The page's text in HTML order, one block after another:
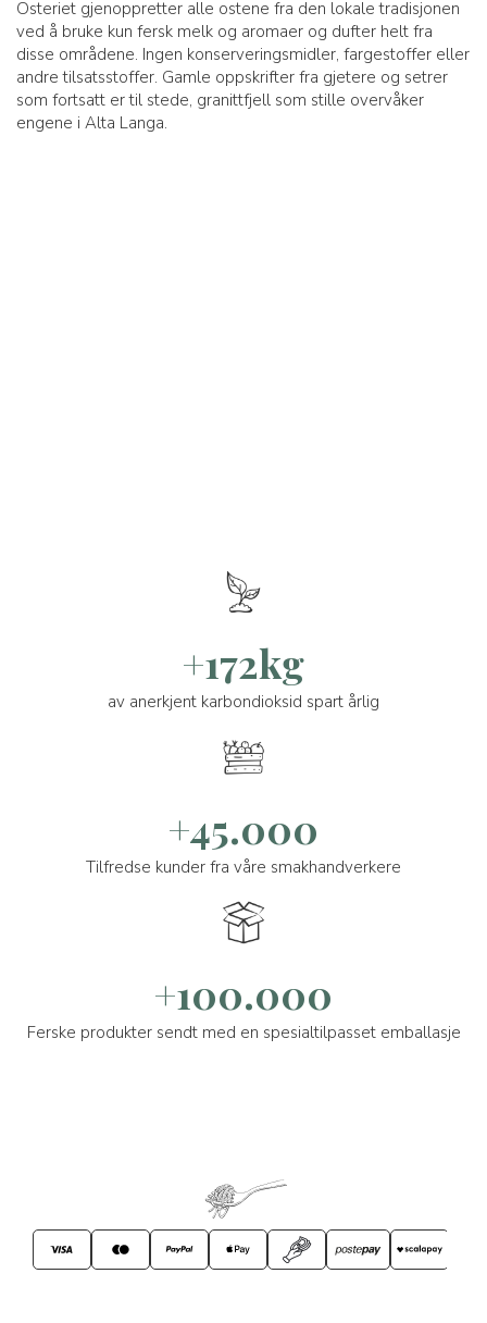
Osteriet gjenoppretter alle ostene fra den lokale tradisjonen
ved å bruke kun fersk melk og aromaer og dufter helt fra
disse områdene. Ingen konserveringsmidler, fargestoffer eller
andre tilsatsstoffer. Gamle oppskrifter fra gjetere og setrer
som fortsatt er til stede, granittfjell som stille overvåker
engene i Alta Langa.
+172kg
av anerkjent karbondioksid spart årlig
+45.000
Tilfredse kunder fra våre smakhandverkere
+100.000
Ferske produkter sendt med en spesialtilpasset emballasje